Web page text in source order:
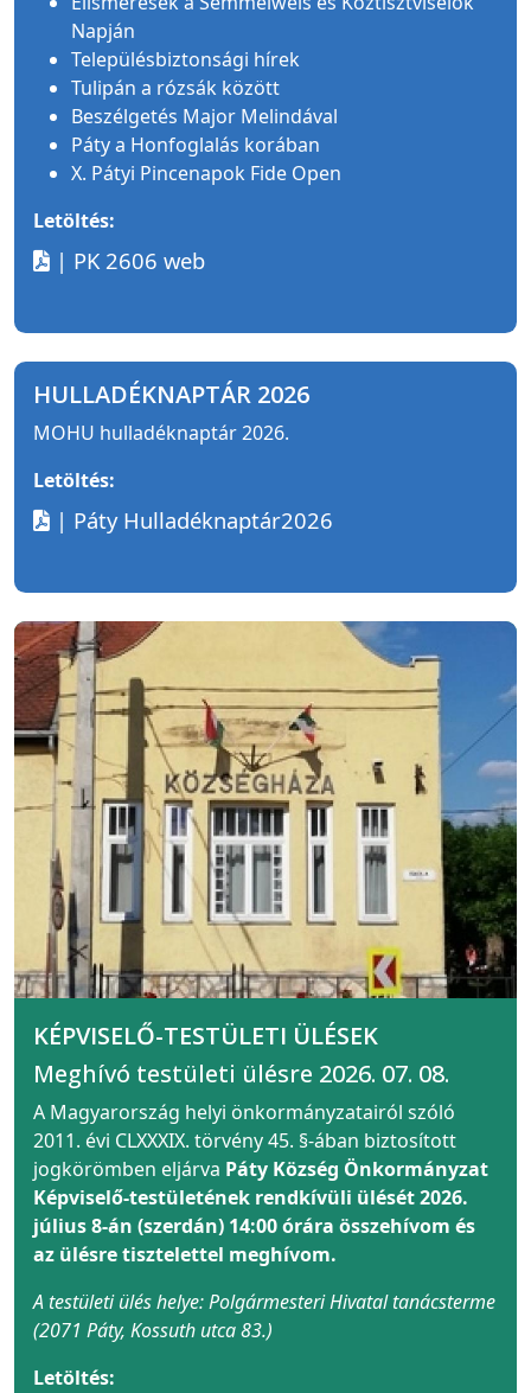
Napján
Településbiztonsági hírek
Tulipán a rózsák között
Beszélgetés Major Melindával
Páty a Honfoglalás korában
X. Pátyi Pincenapok Fide Open
Letöltés:
| PK 2606 web
HULLADÉKNAPTÁR 2026
MOHU hulladéknaptár 2026.
Letöltés:
| Páty Hulladéknaptár2026
KÉPVISELŐ-TESTÜLETI ÜLÉSEK
Meghívó testületi ülésre 2026. 07. 08.
A Magyarország helyi önkormányzatairól szóló
2011. évi CLXXXIX. törvény 45. §-ában biztosított
jogkörömben eljárva Páty Község Önkormányzat
Képviselő-testületének rendkívüli ülését 2026.
július 8-án (szerdán) 14:00 órára összehívom és
az ülésre tisztelettel meghívom.
A testületi ülés helye: Polgármesteri Hivatal tanácsterme
(2071 Páty, Kossuth utca 83.)
Letöltés: